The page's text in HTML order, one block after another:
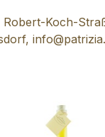
Koch-